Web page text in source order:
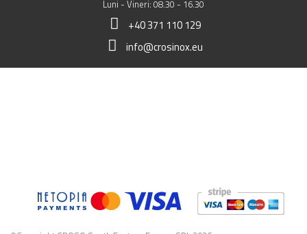
Luni - Vineri: 08.30 - 16.30
+40 371 110 129
info@crosinox.eu